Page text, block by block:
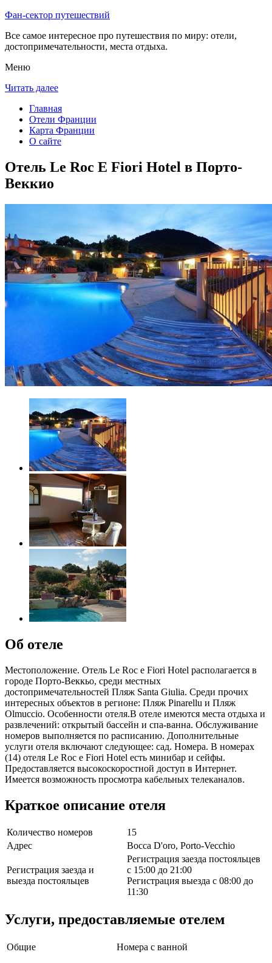
Фан-сектор путешествий
Все самое интересное про путешествия по миру: отели,
достопримечательности, места отдыха.
Меню
Читать далее
Главная
Отели Франции
Карта Франции
О сайте
Отель Le Roc E Fiori Hotel в Порто-
Веккио
Об отеле
Местоположение. Отель Le Roc e Fiori Hotel располагается в
городе Порто-Веккьо, среди местных
достопримечательностей Пляж Santa Giulia. Среди прочих
интересных объектов в регионе: Пляж Pinarellu и Пляж
Olmuccio. Особенности отеля.В отеле имеются места отдыха и
развлечений: открытый бассейн и спа-ванна. Обслуживание
номеров выполняется по расписанию. Дополнительные
услуги отеля включают следующее: сад. Номера. В номерах
(14) отеля Le Roc e Fiori Hotel есть минибар и сейфы.
Предоставляется высокоскоростной доступ в Интернет.
Имеется возможность просмотра кабельных телеканалов.
Краткое описание отеля
Количество номеров
15
Адрес
Bocca D'oro, Porto-Vecchio
Регистрация заезда и
выезда постояльцев
Регистрация заезда постояльцев
с 15:00 до 21:00
Регистрация выезда с 08:00 до
11:30
Услуги, предоставляемые отелем
Общие Номера с ванной